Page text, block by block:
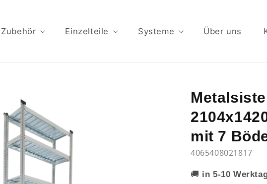
Zubehör Einzelteile Systeme Über uns
mit 7
4065408021817
🚚 in 5-10